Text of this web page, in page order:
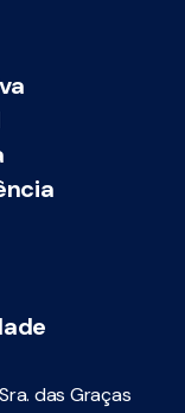
das Graças